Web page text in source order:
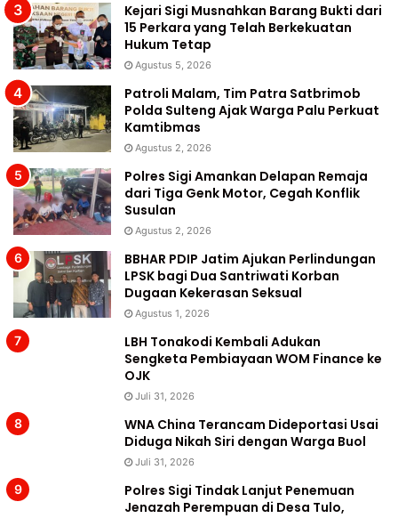
Kejari Sigi Musnahkan Barang Bukti dari
15 Perkara yang Telah Berkekuatan
Hukum Tetap
Agustus 5, 2026
Patroli Malam, Tim Patra Satbrimob
Polda Sulteng Ajak Warga Palu Perkuat
Kamtibmas
Agustus 2, 2026
Polres Sigi Amankan Delapan Remaja
dari Tiga Genk Motor, Cegah Konflik
Susulan
Agustus 2, 2026
BBHAR PDIP Jatim Ajukan Perlindungan
LPSK bagi Dua Santriwati Korban
Dugaan Kekerasan Seksual
Agustus 1, 2026
LBH Tonakodi Kembali Adukan
Sengketa Pembiayaan WOM Finance ke
OJK
Juli 31, 2026
WNA China Terancam Dideportasi Usai
Diduga Nikah Siri dengan Warga Buol
Juli 31, 2026
Polres Sigi Tindak Lanjut Penemuan
Jenazah Perempuan di Desa Tulo,